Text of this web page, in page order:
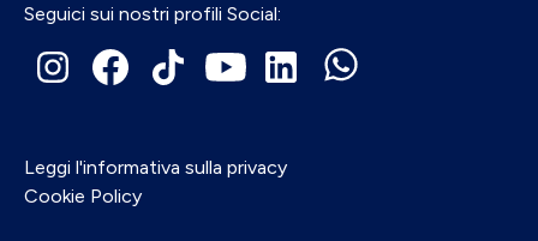
Seguici sui nostri profili Social:
Leggi l'informativa sulla privacy
Cookie Policy